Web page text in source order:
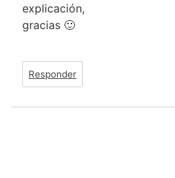
explicación,
gracias 🙂
Responder